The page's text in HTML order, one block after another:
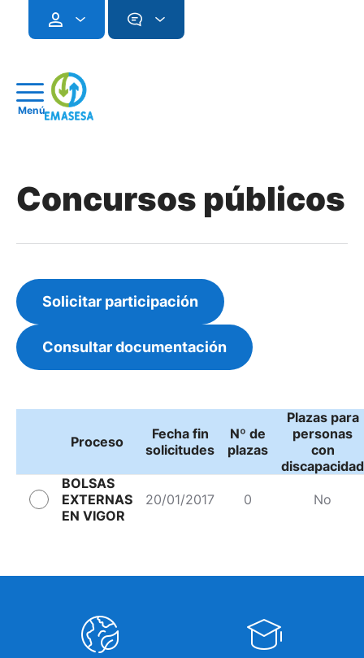
Menú
Concursos públicos
Proceso
Fecha fin
solicitudes
Nº de
plazas
Plazas para
personas
con
discapacidad
BOLSAS
EXTERNAS
EN VIGOR
20/01/2017 0 No